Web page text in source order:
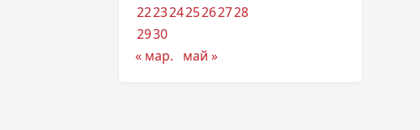
22232425262728
2930
« мар.
май »